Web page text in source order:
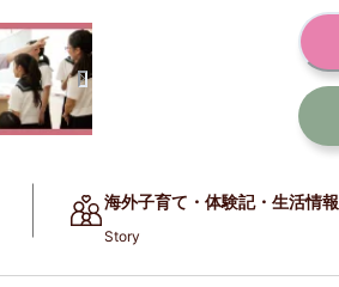
海外子育て・体験記・生活情報
Story